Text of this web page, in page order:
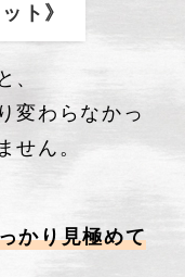
ト 》
、
変わらなかっ
せん。
かり見極めて